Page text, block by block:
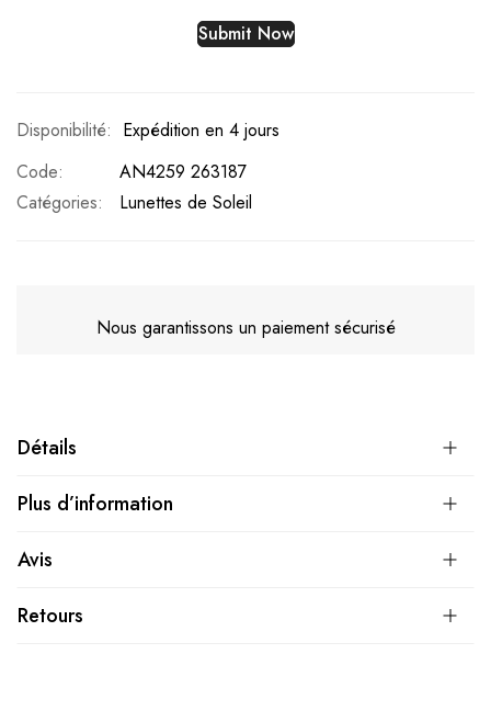
Submit Now
Expédition en 4 jours
Code
AN4259 263187
Catégories:
Lunettes de Soleil
Nous garantissons un paiement sécurisé
Détails
Plus d’information
Avis
Retours